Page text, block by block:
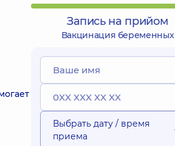
Запись на прийом
Вакцинация беременных
Выбрать дату / время
приема